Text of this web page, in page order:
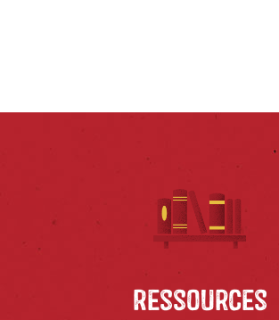
Ressources